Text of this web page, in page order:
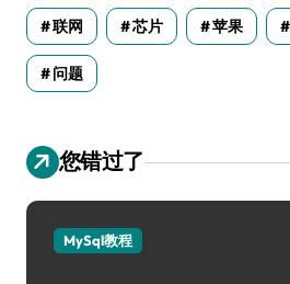
联网 芯片 苹果
问题
您错过了
MySql教程